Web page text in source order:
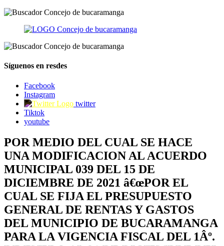
Síguenos en resdes
Facebook
Instagram
twitter
Tiktok
youtube
POR MEDIO DEL CUAL SE HACE
UNA MODIFICACION AL ACUERDO
MUNICIPAL 039 DEL 15 DE
DICIEMBRE DE 2021 â€œPOR EL
CUAL SE FIJA EL PRESUPUESTO
GENERAL DE RENTAS Y GASTOS
DEL MUNICIPIO DE BUCARAMANGA
PARA LA VIGENCIA FISCAL DEL 1Âº.